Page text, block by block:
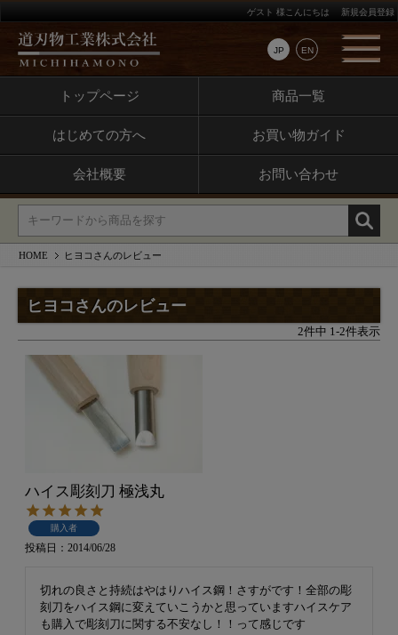
JP EN
ゲスト 様こんにちは 新規会員登録
トップページ 商品一覧
はじめての方へ お買い物ガイド
会社概要 お問い合わせ
HOME ヒヨコさんのレビュー
ヒヨコさんのレビュー
2件中 1 -2件表示
ハイス彫刻刀 極浅丸
購入者
投稿日 2014/06/28
切れの良さと持続はやはりハイス鋼！さすがです！全部の彫
刻刀をハイス鋼に変えていこうかと思っていますハイスケア
も購入で彫刻刀に関する不安なし！！って感じです